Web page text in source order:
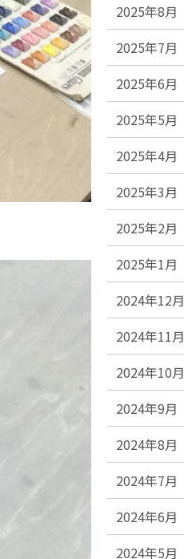
2025年8月
2025年7月
2025年6月
2025年5月
2025年4月
2025年3月
2025年2月
2025年1月
2024年12月
2024年11月
2024年10月
2024年9月
2024年8月
2024年7月
2024年6月
2024年5月